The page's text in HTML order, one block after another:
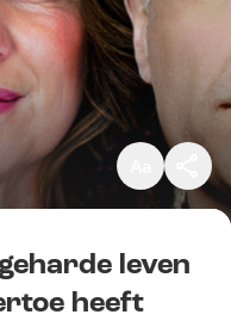
Klein
Standaard
Groot
Kopieer linkleven
heeft